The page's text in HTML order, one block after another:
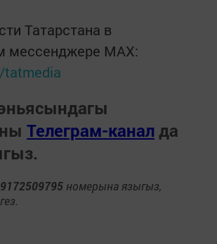
Татарстана в
мессенджере MАХ:
Телеграм-канал да
номерына языгыз,